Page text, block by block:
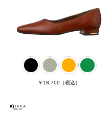
￥18,700 （税込）